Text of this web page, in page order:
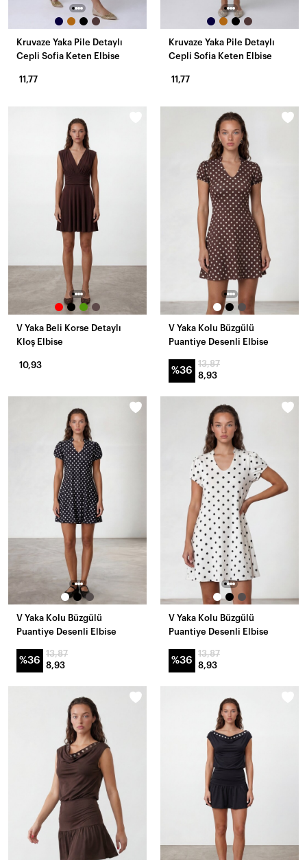
Kruvaze Yaka Pile Detaylı
Cepli Sofia Keten Elbise
11,77
Kruvaze Yaka Pile Detaylı
Cepli Sofia Keten Elbise
11,77
V Yaka Beli Korse Detaylı
Kloş Elbise
10,93
V Yaka Kolu Büzgülü
Puantiye Desenli Elbise
%36
13,87
8,93
V Yaka Kolu Büzgülü
Puantiye Desenli Elbise
%36
13,87
8,93
V Yaka Kolu Büzgülü
Puantiye Desenli Elbise
%36
13,87
8,93